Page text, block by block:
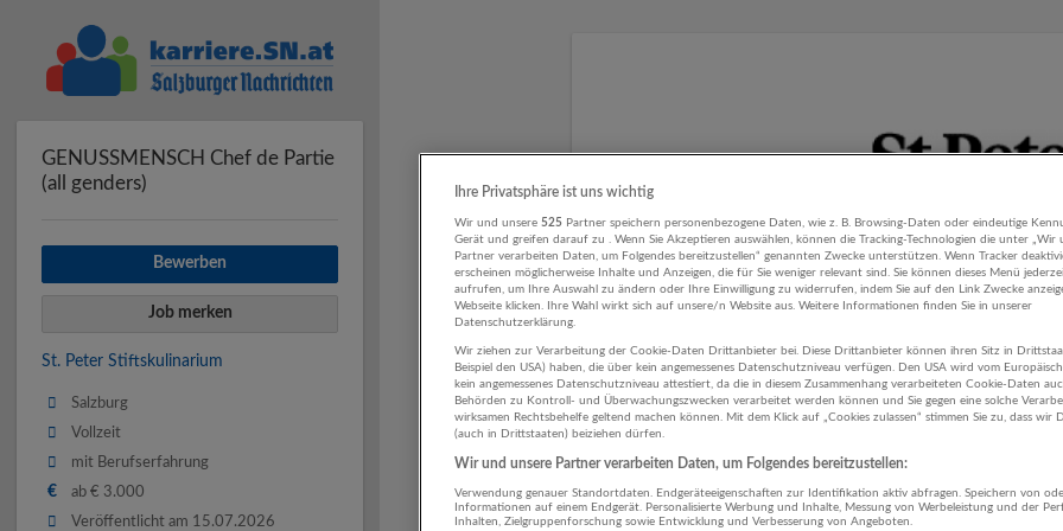
GENUSSMENSCH Chef de
Komm mit uns auf eine spannende kulinarische Reise und
Salzburg als
Chef de Partie (all genders)
GENUSSMENSCH Chef de Partie
(all genders)
Bewerben
Job merken
St. Peter Stiftskulinarium
Salzburg
Vollzeit
mit Berufserfahrung
€ ab € 3.000
Veröffentlicht am 15.07.2026
Ihre Privatsphäre ist uns wichtig
Wir und unsere525 Partner speichern personenbezogene Daten, wie z. B. Browsing-Daten oder eindeutige
Gerät und greifen darauf zu . Wenn Sie Akzeptieren auswählen, können die Tracking-Technologien die unter „Wir
Partner verarbeiten Daten, um Folgendes bereitzustellen“ genannten Zwecke unterstützen. Wenn Tracker
erscheinen möglicherweise Inhalte und Anzeigen, die für Sie weniger relevant sind. Sie können dieses Menü
aufrufen, um Ihre Auswahl zu ändern oder Ihre Einwilligung zu widerrufen, indem Sie auf den Link Zwecke
Webseite klicken. Ihre Wahl wirkt sich auf unsere/n Website aus. Weitere Informationen finden Sie in unserer
Datenschutzerklärung.
Wir ziehen zur Verarbeitung der Cookie-Daten Drittanbieter bei. Diese Drittanbieter können ihren Sitz in
Beispiel den USA) haben, die über kein angemessenes Datenschutzniveau verfügen. Den USA wird vom
kein angemessenes Datenschutzniveau attestiert, da die in diesem Zusammenhang verarbeiteten Cookie-Daten
Behörden zu Kontroll- und Überwachungszwecken verarbeitet werden können und Sie gegen eine solche
wirksamen Rechtsbehelfe geltend machen können. Mit dem Klick auf „Cookies zulassen“ stimmen Sie zu, dass wir
(auch in Drittstaaten) beiziehen dürfen.
Wir und unsere Partner verarbeiten Daten, um Folgendes bereitzustellen:
Verwendung genauer Standortdaten. Endgeräteeigenschaften zur Identifikation aktiv abfragen. Speichern von
Informationen auf einem Endgerät. Personalisierte Werbung und Inhalte, Messung von Werbeleistung und der
Inhalten, Zielgruppenforschung sowie Entwicklung und Verbesserung von Angeboten.